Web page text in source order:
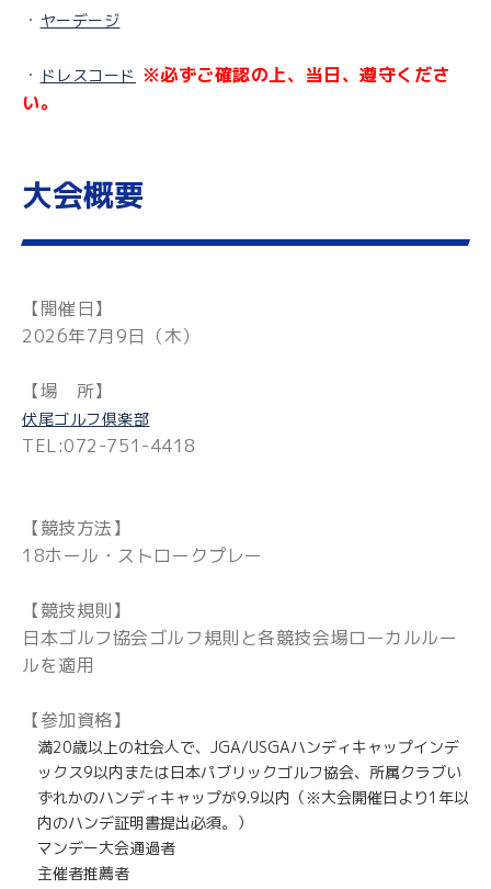
・ ヤーデージ
・ ドレスコード ※必ずご確認の上、当日、遵守くださ
い。
大会概要
【開催日】
2026年7月9日（木）
【場 所】
伏尾ゴルフ倶楽部
TEL:072-751-4418
【競技方法】
18ホール・ストロークプレー
【競技規則】
日本ゴルフ協会ゴルフ規則と各競技会場ローカルルー
ルを適用
【参加資格】
満20歳以上の社会人で、JGA/USGAハンディキャップインデ
ックス9以内または日本パブリックゴルフ協会、所属クラブい
ずれかのハンディキャップが9.9以内（※大会開催日より1年以
内のハンデ証明書提出必須。）
マンデー大会通過者
主催者推薦者